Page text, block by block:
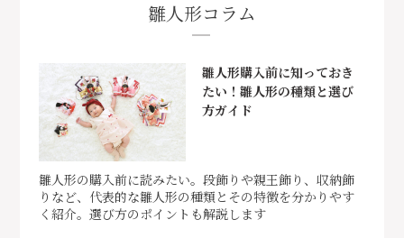
雛人形コラム
雛人形購入前に知っておき
たい！雛人形の種類と選び
方ガイド
雛人形の購入前に読みたい。段飾りや親王飾り、収納飾
りなど、代表的な雛人形の種類とその特徴を分かりやす
く紹介。選び方のポイントも解説します